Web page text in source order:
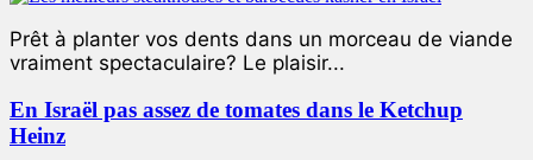
Prêt à planter vos dents dans un morceau de viande
vraiment spectaculaire? Le plaisir...
En Israël pas assez de tomates dans le Ketchup
Heinz